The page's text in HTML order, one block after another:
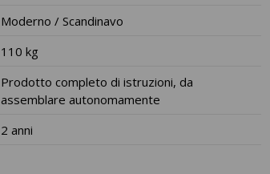
Moderno / Scandinavo
110 kg
Prodotto completo di istruzioni, da
assemblare autonomamente
2 anni